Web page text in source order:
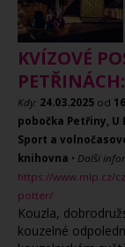
KVÍZOVÉ
Kdy: 24.03.2025 od
pobočka Petřiny, U
Sport a
knihovna • Další
https://www.mlp.cz/
potter/
Kouzla,
kouzelné